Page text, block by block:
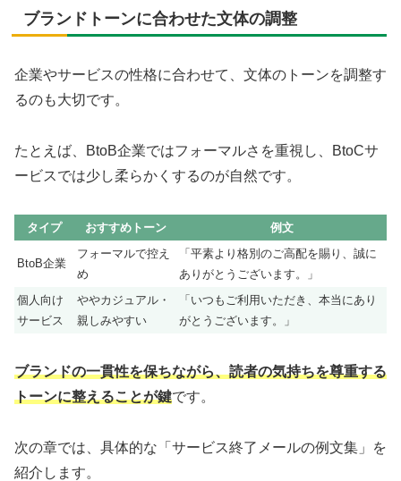
ブランドトーンに合わせた文体の調整
企業やサービスの性格に合わせて、文体のトーンを調整す
るのも大切です。
たとえば、BtoB企業ではフォーマルさを重視し、BtoCサ
ービスでは少し柔らかくするのが自然です。
タイプ おすすめトーン 例文
BtoB企業
フォーマルで控え
め
「平素より格別のご高配を賜り、誠に
ありがとうございます。」
個人向け
サービス
ややカジュアル・
親しみやすい
「いつもご利用いただき、本当にあり
がとうございます。」
ブランドの一貫性を保ちながら、読者の気持ちを尊重する
トーンに整えることが鍵です。
次の章では、具体的な「サービス終了メールの例文集」を
紹介します。